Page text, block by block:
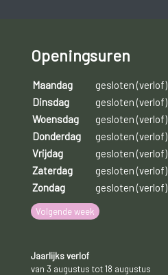
Openingsuren
Maandag
gesloten (verlof)
Dinsdag
gesloten (verlof)
Woensdag
gesloten (verlof)
Donderdag
gesloten (verlof)
Vrijdag
gesloten (verlof)
Zaterdag
gesloten (verlof)
Zondag
gesloten (verlof)
Volgende week
Jaarlijks verlof
van 3 augustus tot 18 augustus